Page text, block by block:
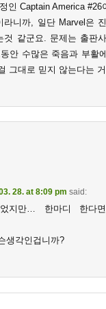
인 Captain America #26
라니까, 일단 Marvel은
것 같군요. 문제는 출판
안 수많은 죽음과 부활
그대로 믿지 않는다는 거
28. at 8:09 pm said:
었지만… 한마디 한다
생각인겁니까?